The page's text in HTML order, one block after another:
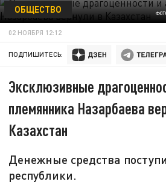
ОБЩЕСТВО
02 НОЯБРЯ 12:12
ПОДПИШИТЕСЬ:
Эксклюзивные
племянника Назарбаева
Казахстан
Денежные средства
республики.